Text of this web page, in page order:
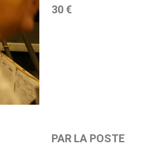
30 €
PAR LA POSTE